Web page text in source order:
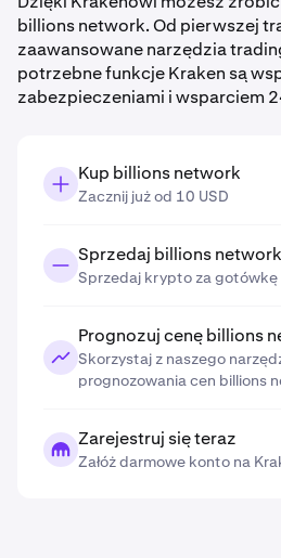
billions network. Od pierwszej
zaawansowane narzędzia
potrzebne funkcje Kraken są
zabezpieczeniami i wsparciem
Kup billions network
Zacznij już od 10 USD
Sprzedaj billions network
Sprzedaj krypto za gotówkę
Prognozuj cenę billions
Skorzystaj z naszego
prognozowania cen billions
Zarejestruj się teraz
Załóż darmowe konto na